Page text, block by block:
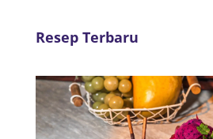
Resep Terbaru